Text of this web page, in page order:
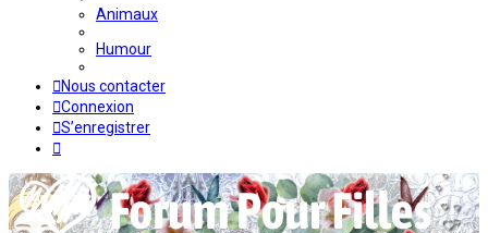
Animaux
Humour
Nous contacter
Connexion
S’enregistrer